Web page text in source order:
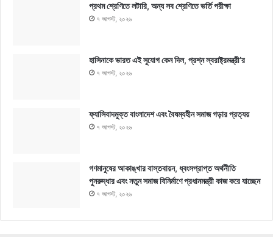
প্রথম শ্রেণিতে লটারি, অন্য সব শ্রেণিতে ভর্তি পরীক্ষা
৭ আগস্ট, ২০২৬
হাসিনাকে ভারত এই সুযোগ কেন দিল, প্রশ্ন স্বরাষ্ট্রমন্ত্রী’র
৭ আগস্ট, ২০২৬
ফ্যাসিবাদমুক্ত বাংলাদেশ এবং বৈষম্যহীন সমাজ গড়ার প্রত্যয়
৭ আগস্ট, ২০২৬
গণমানুষের আকাঙ্খার বাস্তবায়ন, ধ্বংসপ্রাপ্ত অর্থনীতি
পুনরুদ্ধার এবং নতুন সমাজ বিনির্মাণে প্রধানমন্ত্রী কাজ করে যাচ্ছেন
৭ আগস্ট, ২০২৬